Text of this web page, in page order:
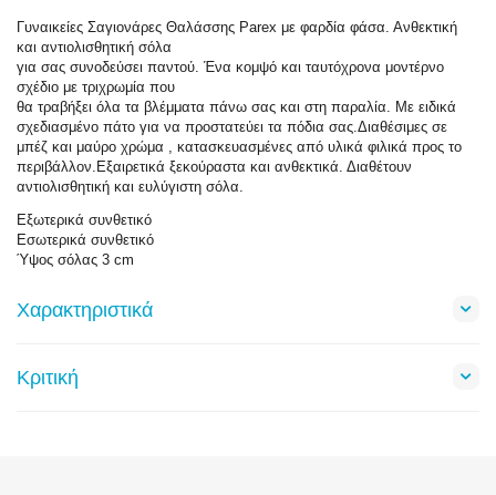
Γυναικείες Σαγιονάρες Θαλάσσης Parex με φαρδία φάσα. Ανθεκτική
και αντιολισθητική σόλα
για σας συνοδεύσει παντού. Ένα κομψό και ταυτόχρονα μοντέρνο
σχέδιο με τριχρωμία που
θα τραβήξει όλα τα βλέμματα πάνω σας και στη παραλία. Με ειδικά
σχεδιασμένο πάτο για να προστατεύει τα πόδια σας.Διαθέσιμες σε
μπέζ και μαύρο χρώμα , κατασκευασμένες από υλικά φιλικά προς το
περιβάλλον.Εξαιρετικά ξεκούραστα και ανθεκτικά. Διαθέτουν
αντιολισθητική και ευλύγιστη σόλα.
Εξωτερικά συνθετικό
Εσωτερικά συνθετικό
Ύψος σόλας 3 cm
Χαρακτηριστικά
Κριτική